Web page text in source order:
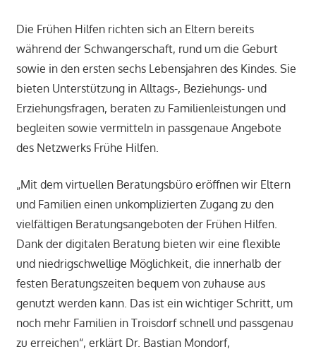
Die Frühen Hilfen richten sich an Eltern bereits
während der Schwangerschaft, rund um die Geburt
sowie in den ersten sechs Lebensjahren des Kindes. Sie
bieten Unterstützung in Alltags-, Beziehungs- und
Erziehungsfragen, beraten zu Familienleistungen und
begleiten sowie vermitteln in passgenaue Angebote
des Netzwerks Frühe Hilfen.
„Mit dem virtuellen Beratungsbüro eröffnen wir Eltern
und Familien einen unkomplizierten Zugang zu den
vielfältigen Beratungsangeboten der Frühen Hilfen.
Dank der digitalen Beratung bieten wir eine flexible
und niedrigschwellige Möglichkeit, die innerhalb der
festen Beratungszeiten bequem von zuhause aus
genutzt werden kann. Das ist ein wichtiger Schritt, um
noch mehr Familien in Troisdorf schnell und passgenau
zu erreichen“, erklärt Dr. Bastian Mondorf,